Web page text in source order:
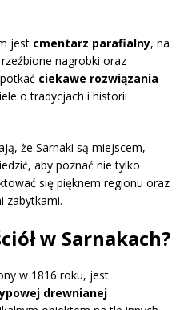
jest cmentarz parafialny, na
nagrobki oraz
ciekawe rozwiązania
o tradycjach i historii
że Sarnaki są miejscem,
aby poznać nie tylko
się pięknem regionu oraz
zabytkami.
w Sarnakach?
w 1816 roku, jest
drewnianej